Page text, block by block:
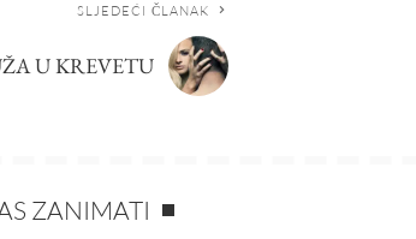
SLJEDEĆI ČLANAK
U KREVETU
ZANIMATI